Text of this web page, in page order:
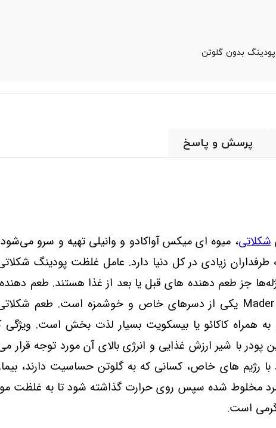
پودینگ بدون گلوتن
پرسش و پاسخ
شکلاتی، میوه ای میکس آواکادو و وانیلی تهیه و سرو
زیادی در کل دنیا دارد. عامل غلظت پودینگ
جز طعم دهنده‌ های قبل یا بعد از غذا هستند. طعم‌
Mader یکی از دسرهای خاص و خوشمزه است. طعم شکلاتی
کاکائو یا بیسکویت بسیار لذت‌ بخش است. ویژگی
با شیر ارزش غذایی و انرژی بالای آن مورد توجه قرار
با رژیم های خاص، کسانی که به گلوتن حساسیت دارند،
مخلوط شده سپس روی حرارت گذاشته شود تا به غلظت